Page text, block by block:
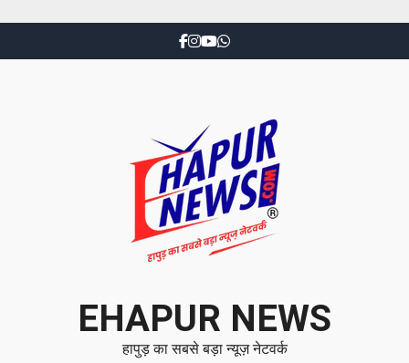
EHAPUR NEWS
हापुड़ का सबसे बड़ा न्यूज़ नेटवर्क